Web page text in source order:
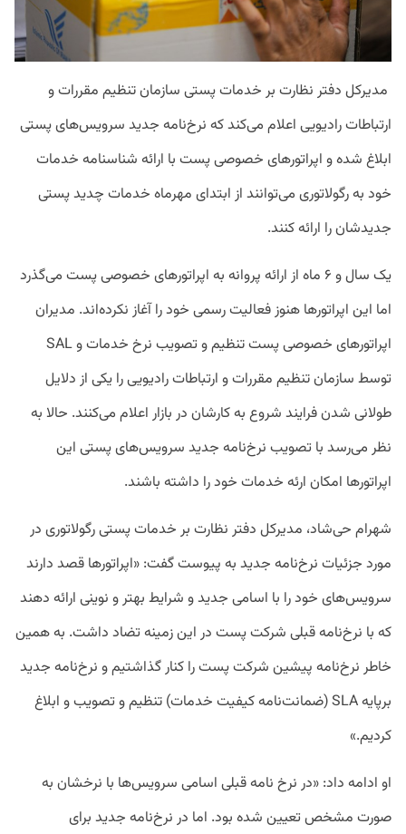
مدیرکل دفتر نظارت بر خدمات پستی سازمان تنظیم مقررات و
ارتباطات رادیویی اعلام می‌کند که نرخ‌نامه جدید سرویس‌های پستی
ابلاغ شده و اپراتورهای خصوصی پست با ارائه شناسنامه خدمات
خود به رگولاتوری می‌توانند از ابتدای مهرماه خدمات چدید پستی
جدیدشان را ارائه کنند.
یک سال و ۶ ماه از ارائه پروانه به اپراتورهای خصوصی پست می‌گذرد
اما این اپراتورها هنوز فعالیت رسمی خود را آغاز نکرده‌اند. مدیران
اپراتورهای خصوصی پست تنظیم و تصویب نرخ خدمات و SAL
توسط سازمان تنظیم مقررات و ارتباطات رادیویی را یکی از دلایل
طولانی شدن فرایند شروع به کارشان در بازار اعلام می‌کنند. حالا به
نظر می‌‌رسد با تصویب نرخ‌نامه جدید سرویس‌های پستی این
اپراتورها امکان ارئه خدمات خود را داشته باشند.
شهرام حی‌شاد، مدیرکل دفتر نظارت بر خدمات پستی رگولاتوری در
مورد جزئیات نرخ‌نامه جدید به پیوست گفت: «اپراتورها قصد دارند
سرویس‌های خود را با اسامی جدید و شرایط بهتر و نوینی ارائه دهند
که با نرخ‌نامه قبلی شرکت پست در این زمینه تضاد داشت. به همین
خاطر نرخ‌نامه پیشین شرکت پست را کنار گذاشتیم و نرخ‌نامه جدید
برپایه SLA (ضمانت‌نامه کیفیت خدمات) تنظیم و تصویب و ابلاغ
کردیم.»
او ادامه داد: «در نرخ نامه قبلی اسامی سرویس‌ها با نرخشان به
صورت مشخص تعیین شده بود. اما در نرخ‌نامه جدید برای